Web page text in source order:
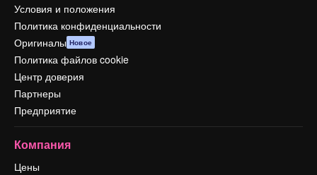
Условия и положения
Политика конфиденциальности
Оригиналы Новое
Политика файлов cookie
Центр доверия
Партнеры
Предприятие
Компания
Цены